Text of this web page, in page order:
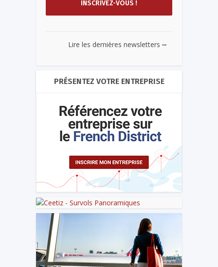
Lire les dernières newsletters ...
PRÉSENTEZ VOTRE ENTREPRISE